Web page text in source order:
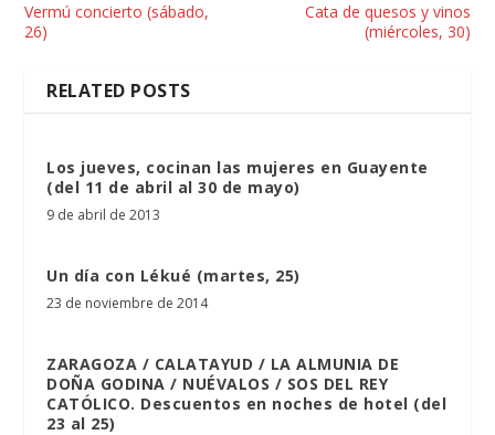
Vermú concierto (sábado,
26)
Cata de quesos y vinos
(miércoles, 30)
RELATED POSTS
Los jueves, cocinan las mujeres en Guayente
(del 11 de abril al 30 de mayo)
9 de abril de 2013
Un día con Lékué (martes, 25)
23 de noviembre de 2014
ZARAGOZA / CALATAYUD / LA ALMUNIA DE
DOÑA GODINA / NUÉVALOS / SOS DEL REY
CATÓLICO. Descuentos en noches de hotel (del
23 al 25)